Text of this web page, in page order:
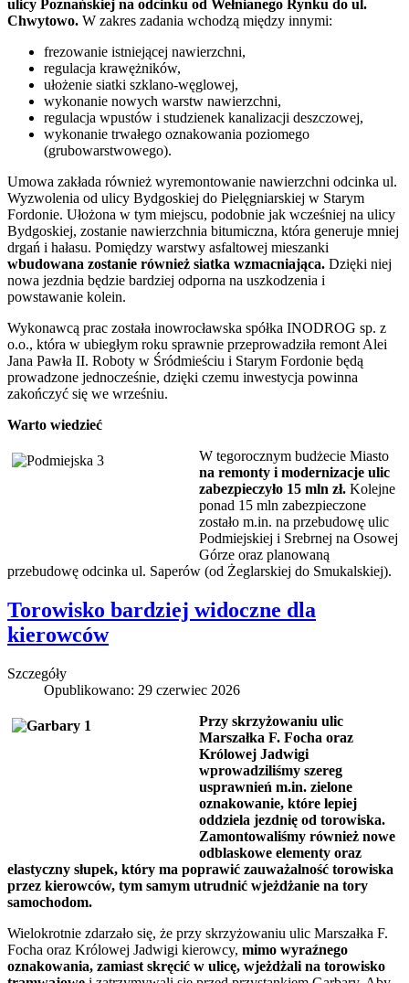
ulicy Poznańskiej na odcinku od Wełnianego Rynku do ul.
Chwytowo. W zakres zadania wchodzą między innymi:
frezowanie istniejącej nawierzchni,
regulacja krawężników,
ułożenie siatki szklano-węglowej,
wykonanie nowych warstw nawierzchni,
regulacja wpustów i studzienek kanalizacji deszczowej,
wykonanie trwałego oznakowania poziomego
(grubowarstwowego).
Umowa zakłada również wyremontowanie nawierzchni odcinka ul.
Wyzwolenia od ulicy Bydgoskiej do Pielęgniarskiej w Starym
Fordonie. Ułożona w tym miejscu, podobnie jak wcześniej na ulicy
Bydgoskiej, zostanie nawierzchnia bitumiczna, która generuje mniej
drgań i hałasu. Pomiędzy warstwy asfaltowej mieszanki
wbudowana zostanie również siatka wzmacniająca. Dzięki niej
nowa jezdnia będzie bardziej odporna na uszkodzenia i
powstawanie kolein.
Wykonawcą prac została inowrocławska spółka INODROG sp. z
o.o., która w ubiegłym roku sprawnie przeprowadziła remont Alei
Jana Pawła II. Roboty w Śródmieściu i Starym Fordonie będą
prowadzone jednocześnie, dzięki czemu inwestycja powinna
zakończyć się we wrześniu.
Warto wiedzieć
W tegorocznym budżecie Miasto
na remonty i modernizacje ulic
zabezpieczyło 15 mln zł. Kolejne
ponad 15 mln zabezpieczone
zostało m.in. na przebudowę ulic
Podmiejskiej i Srebrnej na Osowej
Górze oraz planowaną
przebudowę odcinka ul. Saperów (od Żeglarskiej do Smukalskiej).
Torowisko bardziej widoczne dla
kierowców
Szczegóły
Opublikowano: 29 czerwiec 2026
Przy skrzyżowaniu ulic
Marszałka F. Focha oraz
Królowej Jadwigi
wprowadziliśmy szereg
usprawnień m.in. zielone
oznakowanie, które lepiej
oddziela jezdnię od torowiska.
Zamontowaliśmy również nowe
odblaskowe elementy oraz
elastyczny słupek, który ma poprawić zauważalność torowiska
przez kierowców, tym samym utrudnić wjeżdżanie na tory
samochodom.
Wielokrotnie zdarzało się, że przy skrzyżowaniu ulic Marszałka F.
Focha oraz Królowej Jadwigi kierowcy, mimo wyraźnego
oznakowania, zamiast skręcić w ulicę, wjeżdżali na torowisko